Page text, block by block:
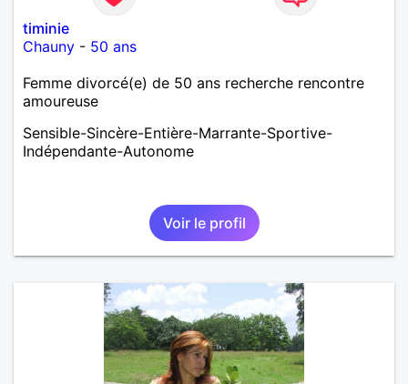
timinie
Chauny - 50 ans
Femme divorcé(e) de 50 ans recherche rencontre
amoureuse
Sensible-Sincère-Entière-Marrante-Sportive-
Indépendante-Autonome
Voir le profil